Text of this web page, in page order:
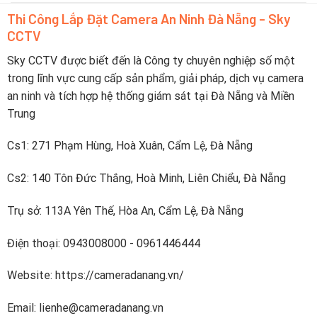
sát video lớn thứ hai thế giới tính theo doanh thu.
Dahua Technology có sự hiện diện mạnh mẽ trên toàn
Điều này phản ánh rõ sự toàn cầu hóa và sự lan tỏa của
thương hiệu này, với 35 chi nhánh trên khắp Châu Á,
Châu Mỹ, Châu Âu, Trung Đông, Châu Đại Dương và
Châu Phi.
2. Lịch sử hình thành thương hiệu camera
Quốc ra mắt máy quay video kỹ thuật số nhúng 8 kênh
xây dựng các khả năng R & D mạnh mẽ cho công nghệ
năm vào R & D kể từ năm 2014. Công ty có bốn viện
Thi Công Lắp Đặt Camera An Ninh Đà Nẵng - Sky
CCTV
Sky CCTV được biết đến là Công ty chuyên nghiệp số một
trong lĩnh vực cung cấp sản phẩm, giải pháp, dịch vụ camera
an ninh và tích hợp hệ thống giám sát tại Đà Nẵng và Miền
Trung
Cs1: 271 Phạm Hùng, Hoà Xuân, Cẩm Lệ, Đà Nẵng
Cs2: 140 Tôn Đức Thắng, Hoà Minh, Liên Chiểu, Đà Nẵng
Trụ sở: 113A Yên Thế, Hòa An, Cẩm Lệ, Đà Nẵng
Điện thoại: 0943008000 - 0961446444
Website: https://cameradanang.vn/
Email: lienhe@cameradanang.vn